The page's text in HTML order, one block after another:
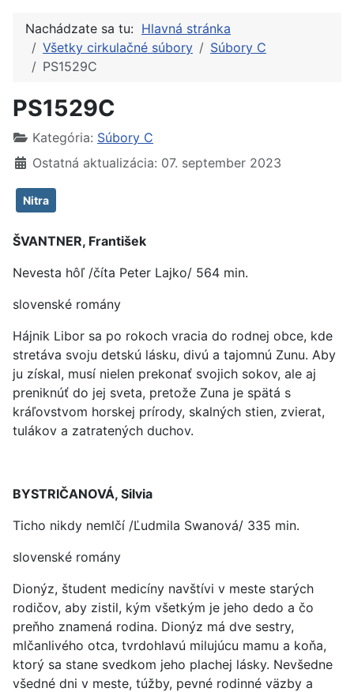
Nachádzate sa tu: Hlavná stránka
Všetky cirkulačné súbory
Súbory C
PS1529C
PS1529C
Kategória: Súbory C
Ostatná aktualizácia: 07. september 2023
Nitra
ŠVANTNER, František
Nevesta hôľ /číta Peter Lajko/ 564 min.
slovenské romány
Hájnik Libor sa po rokoch vracia do rodnej obce, kde
stretáva svoju detskú lásku, divú a tajomnú Zunu. Aby
ju získal, musí nielen prekonať svojich sokov, ale aj
preniknúť do jej sveta, pretože Zuna je spätá s
kráľovstvom horskej prírody, skalných stien, zvierat,
tulákov a zatratených duchov.
BYSTRIČANOVÁ, Silvia
Ticho nikdy nemlčí /Ľudmila Swanová/ 335 min.
slovenské romány
Dionýz, študent medicíny navštívi v meste starých
rodičov, aby zistil, kým všetkým je jeho dedo a čo
preňho znamená rodina. Dionýz má dve sestry,
mlčanlivého otca, tvrdohlavú milujúcu mamu a koňa,
ktorý sa stane svedkom jeho plachej lásky. Nevšedne
všedné dni v meste, túžby, pevné rodinné väzby a